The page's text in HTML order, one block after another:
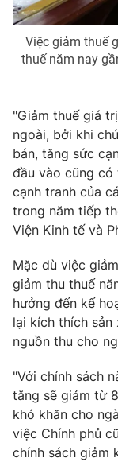
Việc giảm thuế
thuế năm nay
"Giảm thuế giá
ngoài, bởi khi
bán, tăng sức
đầu vào cũng
cạnh tranh của
trong năm tiếp
Viện Kinh tế và
Mặc dù việc
giảm thu thuế
hưởng đến kế
lại kích thích
nguồn thu cho
"Với chính sách
tăng sẽ giảm từ
khó khăn cho
việc Chính phủ
chính sách giảm